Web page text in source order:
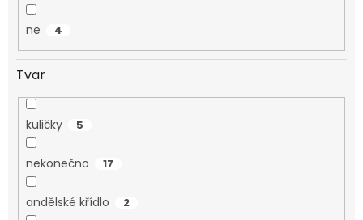
ne 4
Tvar
kuličky 5
nekonečno 17
andělské křídlo 2